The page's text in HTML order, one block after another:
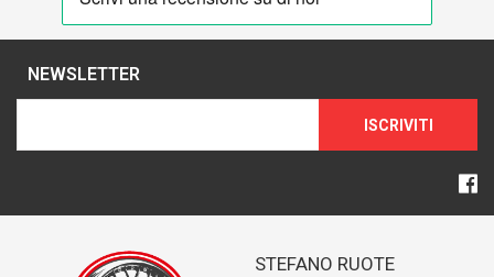
NEWSLETTER
ISCRIVITI
STEFANO RUOTE